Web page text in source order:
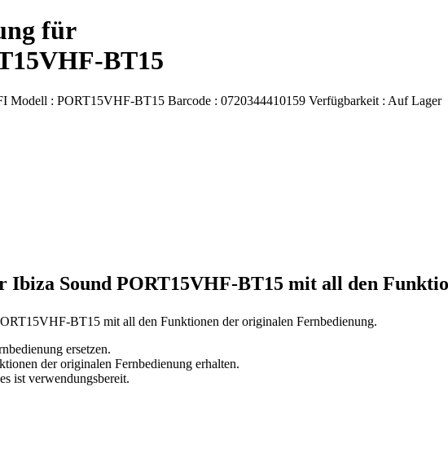
für
BT15
Modell : PORT15VHF-BT15 Barcode : 0720344410159 Verfügbarkeit : Auf Lager
Ibiza Sound PORT15VHF-BT15 mit all den
BT15 mit all den Funktionen der originalen Fernbedienung.
ersetzen.
der originalen Fernbedienung erhalten.
ist verwendungsbereit.